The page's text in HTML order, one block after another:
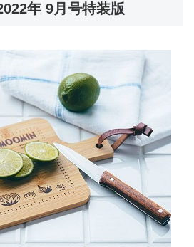
年 9月号特装版